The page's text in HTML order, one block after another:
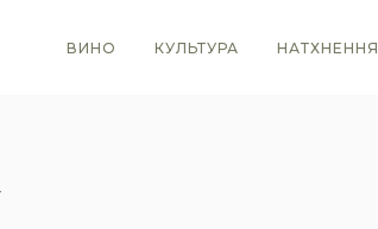
ВИНО КУЛЬТУРА НАТХНЕННЯ